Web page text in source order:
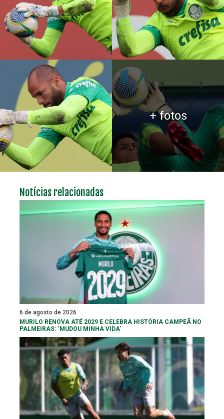
+ fotos
Notícias relacionadas
6 de agosto de 2026
MURILO RENOVA ATÉ 2029 E CELEBRA HISTÓRIA CAMPEÃ NO
PALMEIRAS: ‘MUDOU MINHA VIDA’